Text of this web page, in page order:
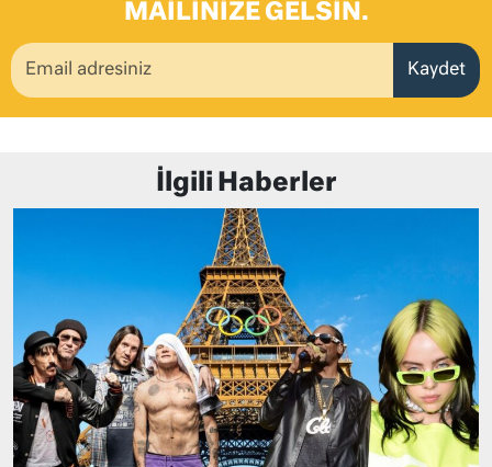
MAILINIZE GELSIN.
Kaydet
İlgili Haberler